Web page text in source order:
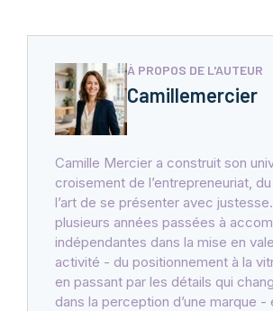
À PROPOS DE L'AUTEUR
Camillemercier
Camille Mercier a construit son
croisement de l’entrepreneuriat,
l’art de se présenter avec
plusieurs années passées à
indépendantes dans la mise en
activité - du positionnement à la
en passant par les détails qui
dans la perception d’une marque -